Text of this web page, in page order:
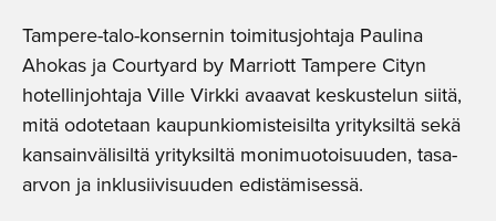
Tampere-talo-konsernin toimitusjohtaja Paulina
Ahokas ja Courtyard by Marriott Tampere Cityn
hotellinjohtaja Ville Virkki avaavat keskustelun siitä,
mitä odotetaan kaupunkiomisteisilta yrityksiltä sekä
kansainvälisiltä yrityksiltä monimuotoisuuden, tasa-
arvon ja inklusiivisuuden edistämisessä.